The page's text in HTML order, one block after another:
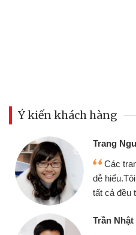
Ý kiến khách hàng
tiền online sử dụng thân thiện,
thời gian giải ngân nhanh chóng
Ngoài ra lãi suất rất tốt